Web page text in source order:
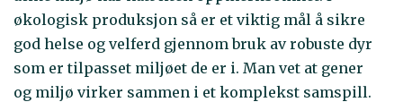
økologisk produksjon så er et viktig mål å sikre
god helse og velferd gjennom bruk av robuste dyr
som er tilpasset miljøet de er i. Man vet at gener
og miljø virker sammen i et komplekst samspill.